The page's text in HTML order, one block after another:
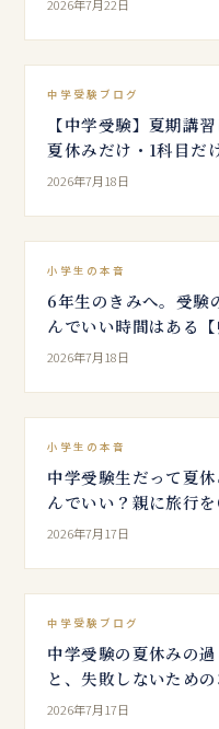
2026年7月22日
中学受験ブログ
【中学受験】夏期講習
夏休みだけ・1科目だ
2026年7月18日
小学生の本音
6年生のきみへ。受験
んでいい時間はある
2026年7月18日
小学生の本音
中学受験生だって夏
んでいい？親に旅行
2026年7月17日
中学受験ブログ
中学受験の夏休みの
と、失敗しないため
2026年7月17日